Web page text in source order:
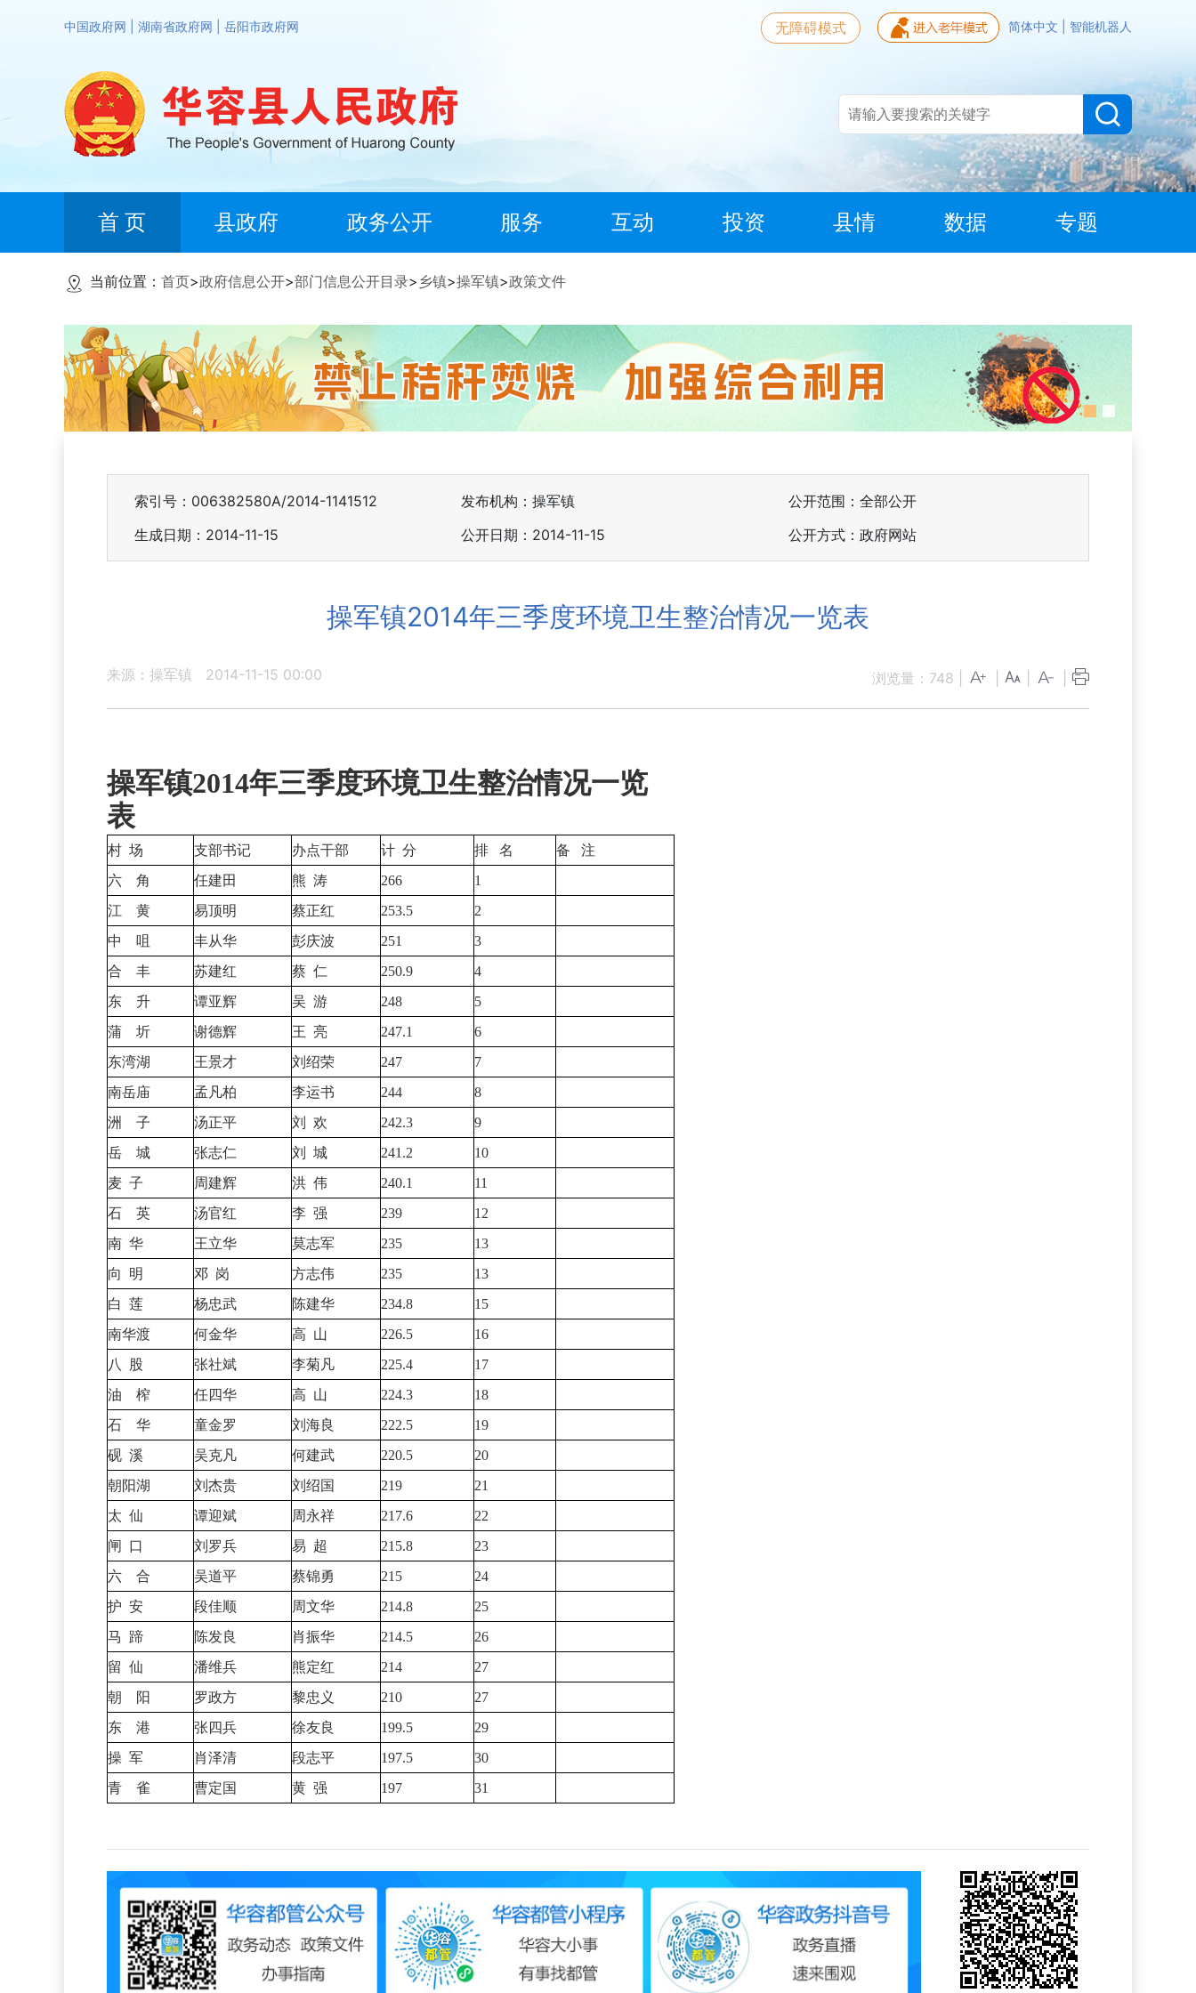
中国政府网 湖南省政府网 岳阳市政府网 简体中文 智能机器人
无障碍模式
首 页 县政府 政务公开 服务 互动 投资 县情 数据 专题
当前位置： 首页>政府信息公开>部门信息公开目录> 乡镇>操军镇>政策文件
索引号：006382580A/2014-1141512 发布机构：操军镇
公开范围：全部公开
生成日期：2014-11-15
公开日期：2014-11-15 公开方式：政府网站
操军镇2014年三季度环境卫生整治情况一览表
来源：操军镇 2014-11-15 00:00 浏览量： 748
操军镇2014年三季度环境卫生整治情况一览
表
村 场 支部书记 办点干部 计 分 排 名 备
注
六 角
任建田 熊 涛 266
1
江 黄
易顶明 蔡正红 253.5
2
中 咀
丰从华 彭庆波 251
3
合 丰
苏建红 蔡 仁 250.9
4
东 升
谭亚辉 吴 游 248
5
蒲 圻
谢德辉 王 亮 247.1
6
东湾湖
王景才 刘绍荣 247
7
南岳庙
孟凡柏 李运书 244
8
洲 子
汤正平 刘 欢 242.3
9
岳 城
张志仁 刘 城 241.2
10
麦 子 周建辉 洪 伟 240.1
11
石 英
汤官红 李 强 239
12
南 华 王立华 莫志军 235
13
向
明 邓 岗 方志伟 235
13
白 莲 杨忠武 陈建华 234.8
15
南华渡
何金华 高 山 226.5
16
八
股 张社斌 李菊凡 225.4
17
油 榨
任四华 高 山 224.3
18
石 华
童金罗 刘海良 222.5
19
砚 溪 吴克凡 何建武 220.5
20
朝阳湖
刘杰贵 刘绍国 219
21
太 仙 谭迎斌 周永祥 217.6
22
闸
口 刘罗兵 易 超 215.8
23
六 合
吴道平 蔡锦勇 215
24
护 安 段佳顺 周文华 214.8
25
马
蹄 陈发良 肖振华 214.5
26
留 仙 潘维兵 熊定红 214
27
朝 阳
罗政方 黎忠义 210
27
东 港
张四兵 徐友良 199.5
29
操 军 肖泽清 段志平 197.5
30
青 雀
曹定国 黄 强 197 31